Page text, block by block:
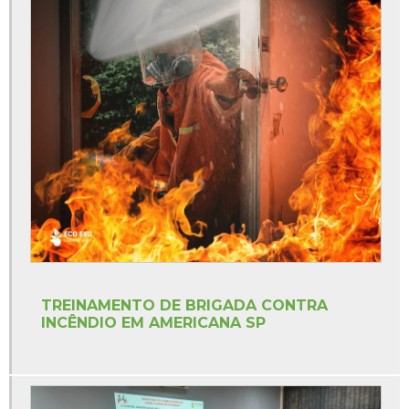
Empresa que faz avcb
Empresas de avcb sp
Laudo bombeiro clcb
Licenciamento ambiental lp
Licenciamento ambiental lp li lo
Orçamento pgr
Treinamentos segurança do trabalho ead
Treinamentos sst esocial
Valor estudo de impacto de vizinhança
TREINAMENTO DE BRIGADA CONTRA
INCÊNDIO EM AMERICANA SP